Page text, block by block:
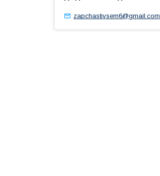
zapchastivsem6@gmail.com